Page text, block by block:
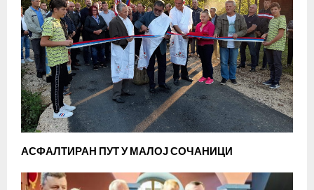
АСФАЛТИРАН ПУТ У МАЛОЈ СОЧАНИЦИ